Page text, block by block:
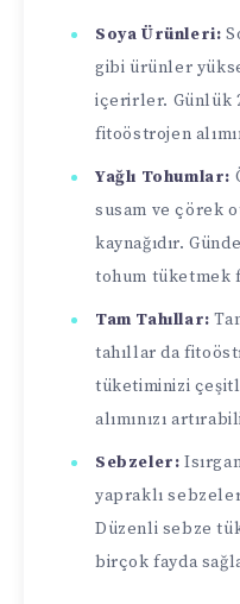
Soya Ürünleri:
gibi ürünler
içerirler. Günlük
fitoöstrojen
Yağlı Tohumlar:
susam ve çörek
kaynağıdır.
tohum tüketmek
Tam Tahıllar:
tahıllar da
tüketiminizi
alımınızı
Sebzeler:
yapraklı
Düzenli sebze
birçok fayda